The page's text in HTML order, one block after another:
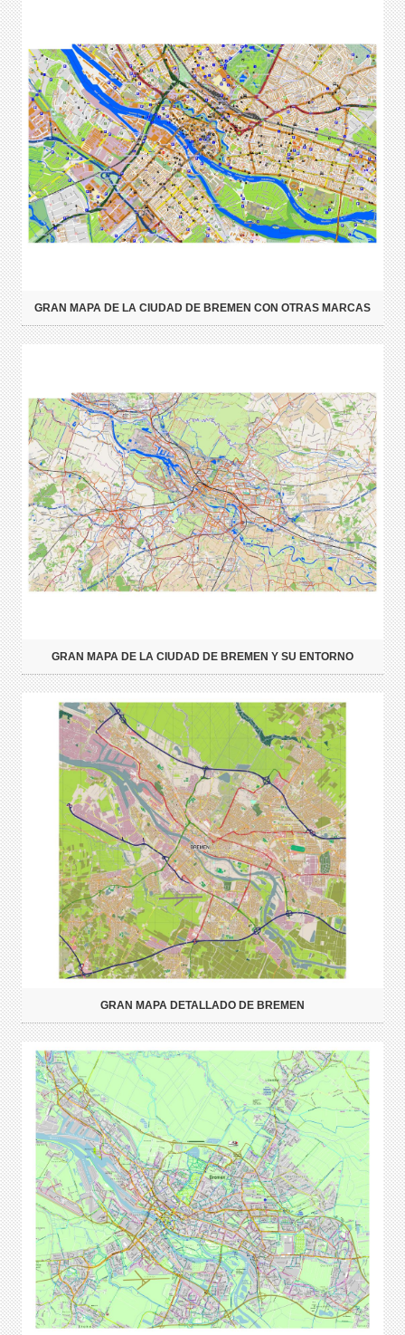
GRAN MAPA DE LA CIUDAD DE BREMEN CON OTRAS MARCAS
GRAN MAPA DE LA CIUDAD DE BREMEN Y SU ENTORNO
GRAN MAPA DETALLADO DE BREMEN